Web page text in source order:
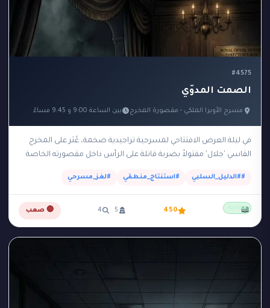
#4575
الصمت المدوّي
مسرح الأوبرا الملكي - مقصورة المخرج بين الساعة 9:00 و 9:45 مساءً
في ليلة العرض الافتتاحي لمسرحية تراجيدية ضخمة، عُثر على المخرج
القاسي 'جلال' مقتولاً بضربة قاتلة على الرأس داخل مقصورته الخاصة
##الدليل_السلبي #استنتاج_منطقي #لغز_مسرحي
مجانية 450
5
4 🔴 صعب 📖